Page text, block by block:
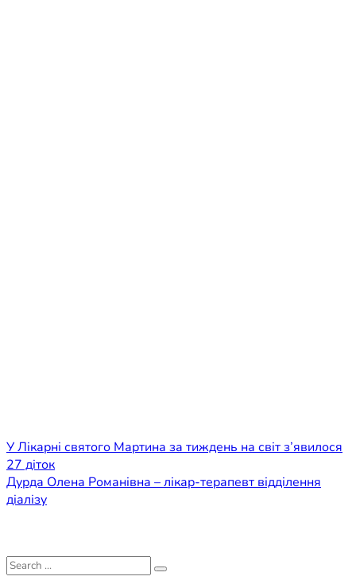
Навігація
записів
У Лікарні святого Мартина за тиждень на світ з’явилося
27 діток
Дурда Олена Романівна – лікар-терапевт відділення
діалізу
Search